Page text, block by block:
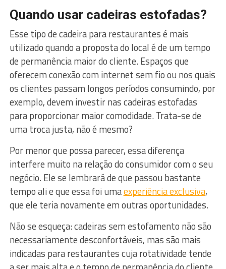
Quando usar cadeiras estofadas?
Esse tipo de cadeira para restaurantes é mais
utilizado quando a proposta do local é de um tempo
de permanência maior do cliente. Espaços que
oferecem conexão com internet sem fio ou nos quais
os clientes passam longos períodos consumindo, por
exemplo, devem investir nas cadeiras estofadas
para proporcionar maior comodidade. Trata-se de
uma troca justa, não é mesmo?
Por menor que possa parecer, essa diferença
interfere muito na relação do consumidor com o seu
negócio. Ele se lembrará de que passou bastante
tempo ali e que essa foi umaexperiência exclusiva,
que ele teria novamente em outras oportunidades.
Não se esqueça: cadeiras sem estofamento não são
necessariamente desconfortáveis, mas são mais
indicadas para restaurantes cuja rotatividade tende